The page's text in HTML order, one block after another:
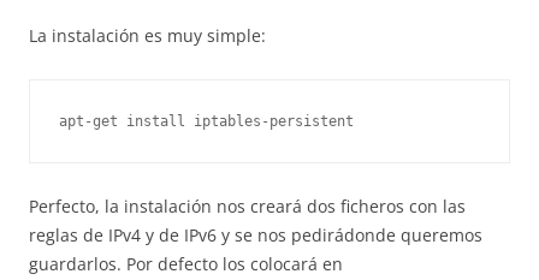
La instalación es muy simple:
apt-get install iptables-persistent
Perfecto, la instalación nos creará dos ficheros con las
reglas de IPv4 y de IPv6 y se nos pedirádonde queremos
guardarlos. Por defecto los colocará en